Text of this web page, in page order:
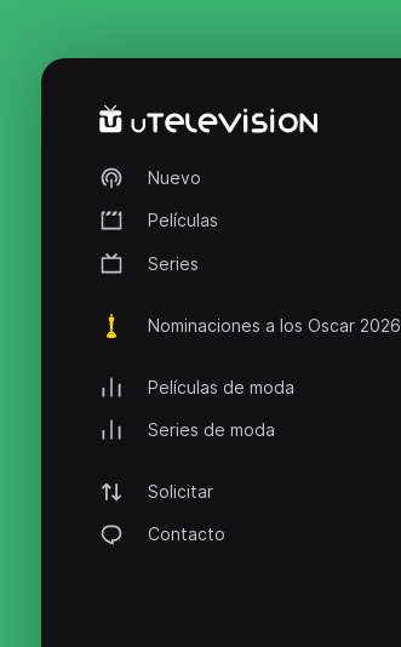
Nuevo
Películas
Series
Nominaciones a los Oscar 2026
Películas de moda
Series de moda
Solicitar
Contacto